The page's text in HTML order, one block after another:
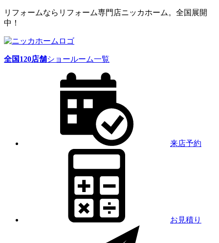
リフォームならリフォーム専門店ニッカホーム。全国展開
中！
全国120店舗ショールーム一覧
来店予約
お見積り